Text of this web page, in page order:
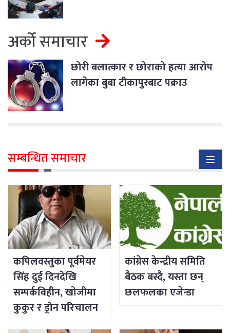
अर्को समाचार
छोरी बलात्कार र छोराको हत्या आरोप
लागेका बुबा टीकापुरबाट पक्राउ
सम्बन्धित समाचार
कपिलवस्तुका पूर्वमेयर
सिंह दुई दिनदेखि
सम्पर्कविहीन, खोजीमा
कुकुर र ड्रोन परिचालन
कांग्रेस केन्द्रीय समिति
बैठक बस्दै, यस्ता छन्
छलफलका एजेन्डा